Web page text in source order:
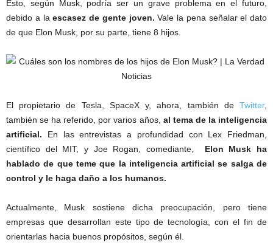
Esto, según Musk, podría ser un grave problema en el futuro,
debido a la escasez de gente joven. Vale la pena señalar el dato
de que Elon Musk, por su parte, tiene 8 hijos.
El propietario de Tesla, SpaceX y, ahora, también de Twitter,
también se ha referido, por varios años, al tema de la inteligencia
artificial. En las entrevistas a profundidad con Lex Friedman,
científico del MIT, y Joe Rogan, comediante, Elon Musk ha
hablado de que teme que la inteligencia artificial se salga de
control y le haga daño a los humanos.
Actualmente, Musk sostiene dicha preocupación, pero tiene
empresas que desarrollan este tipo de tecnología, con el fin de
orientarlas hacia buenos propósitos, según él.